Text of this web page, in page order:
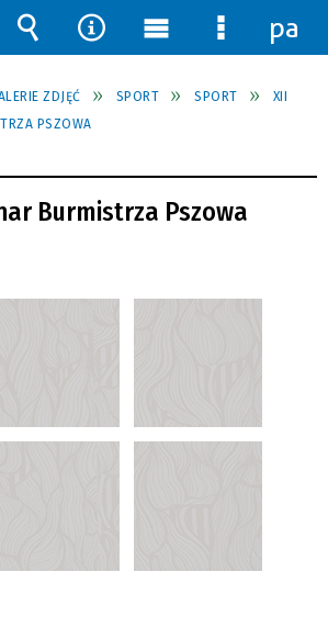
ZDJĘĆ SPORT SPORT
XII
PSZOWA
Burmistrza Pszowa
Wyszukiwarka
Narzędzia
Menu
główne
Menu